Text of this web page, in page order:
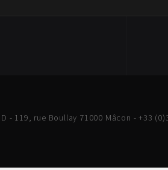
- 119, rue Boullay 71000 Mâcon - +33